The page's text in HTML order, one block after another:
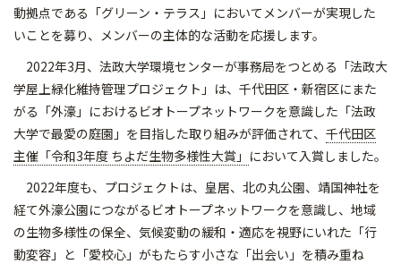
動拠点である「グリーン・テラス」においてメンバーが実現した
いことを募り、メンバーの主体的な活動を応援します。
2022年3月、法政大学環境センターが事務局をつとめる「法政大
学屋上緑化維持管理プロジェクト」は、千代田区・新宿区にまた
がる「外濠」におけるビオトープネットワークを意識した「法政
大学で最愛の庭園」を目指した取り組みが評価されて、 千代田区
主催「令和3年度 ちよだ生物多様性大賞」 において入賞しました。
2022年度も、プロジェクトは、皇居、北の丸公園、靖国神社を
経て外濠公園につながるビオトープネットワークを意識し、地域
の生物多様性の保全、気候変動の緩和・適応を視野にいれた「行
動変容」と「愛校心」がもたらす小さな「出会い」を積み重ね